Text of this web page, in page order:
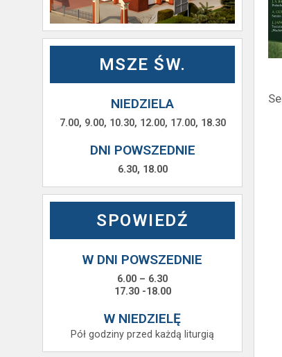
MSZE ŚW.
NIEDZIELA
7.00, 9.00, 10.30, 12.00, 17.00, 18.30
DNI POWSZEDNIE
6.30, 18.00
SPOWIEDŹ
W DNI POWSZEDNIE
6.00 – 6.30
17.30 -18.00
W NIEDZIELĘ
Pół godziny przed każdą liturgią